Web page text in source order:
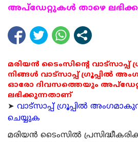
അപ്ഡേറ്റുകള്‍ താഴെ
മരിയൻ ടൈംസിന്റെ വാട്സാപ്പ്
നിങ്ങൾ വാട്സാപ്പ് ഗ്രൂപ്പിൽ
ഓരോ ദിവസത്തെയും
ലഭിക്കുന്നതാണ്
➤ വാട്സാപ്പ് ഗ്രൂപ്പിൽ
ചെയ്യുക
മരിയന്‍ ടൈംസില്‍